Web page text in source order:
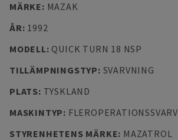
MÄRKE: MAZAK
ÅR: 1992
MODELL: QUICK TURN 18 NSP
TILLÄMPNINGSTYP: SVARVNING
PLATS: TYSKLAND
MASKINTYP: FLEROPERATIONSSVARV
STYRENHETENS MÄRKE: MAZATROL